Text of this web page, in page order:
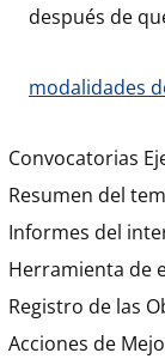
después de
modalidades
Convocatorias
Resumen del
Informes del
Herramienta de
Registro de las
Acciones de